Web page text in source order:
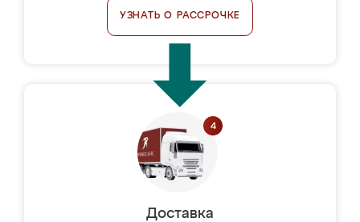
УЗНАТЬ О РАССРОЧКЕ
Доставка